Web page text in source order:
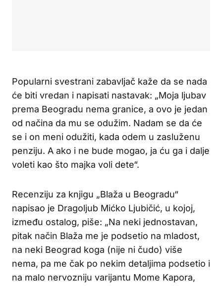
Popularni svestrani zabavljač kaže da se nada
će biti vredan i napisati nastavak: „Moja ljubav
prema Beogradu nema granice, a ovo je jedan
od načina da mu se odužim. Nadam se da će
se i on meni odužiti, kada odem u zasluženu
penziju. A ako i ne bude mogao, ja ću ga i dalje
voleti kao što majka voli dete“.
Recenziju za knjigu „Blaža u Beogradu“
napisao je Dragoljub Mićko Ljubičić, u kojoj,
između ostalog, piše: „Na neki jednostavan,
pitak način Blaža me je podsetio na mladost,
na neki Beograd koga (nije ni čudo) više
nema, pa me čak po nekim detaljima podsetio i
na malo nervozniju varijantu Mome Kapora,